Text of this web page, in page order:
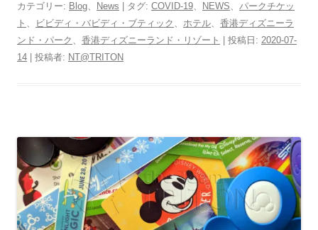
カテゴリー: Blog、 News | タグ: COVID-19、 NEWS、 パークチケッ
ト 、 ビビディ・バビディ・ブティック 、 ホテル、 香港ディズニーラ
ンド・パーク 、 香港ディズニーランド・リゾート | 投稿日: 2020-07-
14
投稿者: NT@TRITON